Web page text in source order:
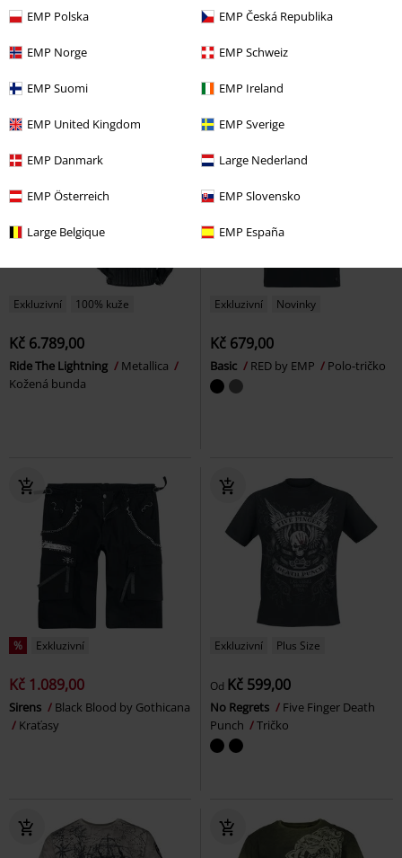
EMP Polska EMP Česká Republika
EMP Norge EMP Schweiz
EMP Suomi EMP Ireland
EMP United Kingdom EMP Sverige
EMP Danmark Large Nederland
EMP Österreich EMP Slovensko
Large Belgique EMP España
Weiße Balken Nomada Black New Rock
Exkluzivní 100% kuže
Kč 6.789,00
Ride The Lightning
Metallica
Kožená bunda
Exkluzivní Novinky
Kč 679,00
Basic RED by EMP Polo-tričko
% Exkluzivní
Kč 1.089,00
Sirens
Black Blood by Gothicana
Kraťasy
Exkluzivní Plus Size
Od Kč 599,00
No Regrets
Five Finger Death
Punch
Tričko